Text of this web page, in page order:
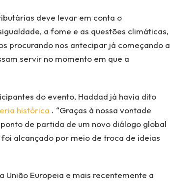
deve levar em conta o
a fome e as questões climáticas,
procurando nos antecipar já começando a
servir no momento em que a
do evento, Haddad já havia dito
histórica . “Graças à nossa vontade
de partida de um novo diálogo global
alcançado por meio de troca de ideias
União Europeia e mais recentemente a